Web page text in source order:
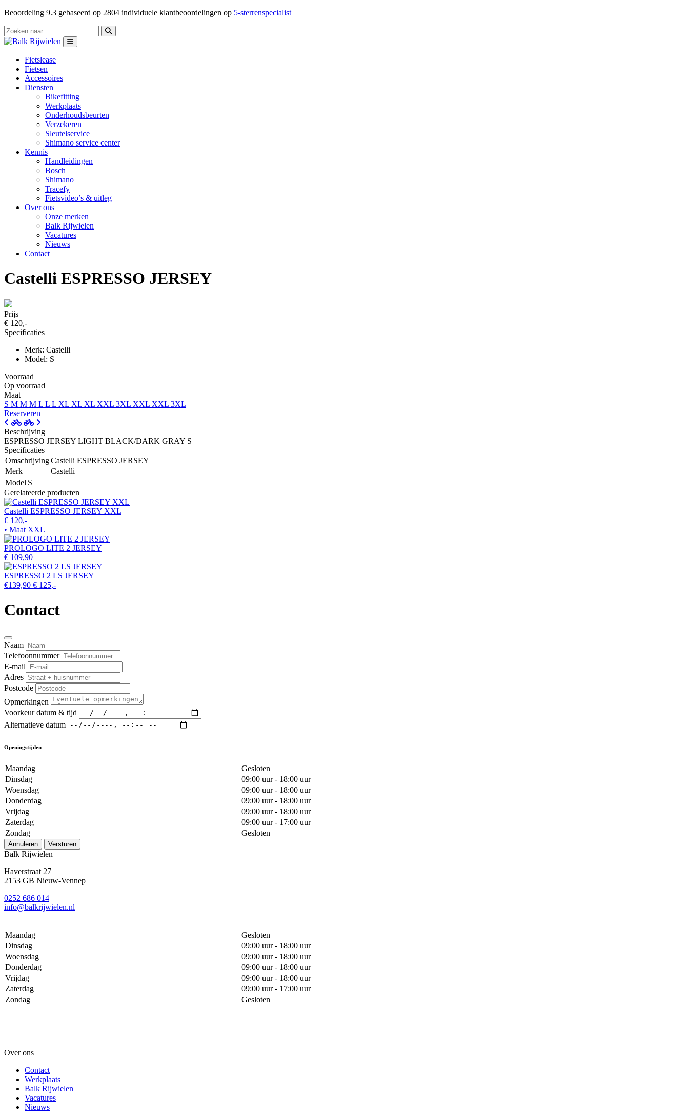
Beoordeling 9.3 gebaseerd op 2804 individuele klantbeoordelingen op 5-sterrenspecialist
Fietslease
Fietsen
Accessoires
Diensten
Bikefitting
Werkplaats
Onderhoudsbeurten
Verzekeren
Sleutelservice
Shimano service center
Kennis
Handleidingen
Bosch
Shimano
Tracefy
Fietsvideo’s & uitleg
Over ons
Onze merken
Balk Rijwielen
Vacatures
Nieuws
Contact
Castelli ESPRESSO JERSEY
Prijs
€ 120,-
Specificaties
Merk: Castelli
Model: S
Voorraad
Op voorraad
Maat
S M M M L L L XL XL XL XXL 3XL XXL XXL 3XL
Reserveren
Beschrijving
ESPRESSO JERSEY LIGHT BLACK/DARK GRAY S
Specificaties
OmschrijvingCastelli ESPRESSO JERSEY
Merk
Castelli
Model S
Gerelateerde producten
Castelli ESPRESSO JERSEY XXL
€ 120,-
• Maat XXL
PROLOGO LITE 2 JERSEY
€ 109,90
ESPRESSO 2 LS JERSEY
€139,90 € 125,-
Contact
Naam
Telefoonnummer
E-mail
Adres
Postcode
Opmerkingen
Voorkeur datum & tijd
Alternatieve datum
Openingstijden
Maandag
Gesloten
Dinsdag
09:00 uur - 18:00 uur
Woensdag
09:00 uur - 18:00 uur
Donderdag
09:00 uur - 18:00 uur
Vrijdag
09:00 uur - 18:00 uur
Zaterdag
09:00 uur - 17:00 uur
Zondag
Gesloten
Annuleren Versturen
Balk Rijwielen
Haverstraat 27
2153 GB Nieuw-Vennep
0252 686 014
info@balkrijwielen.nl
Maandag
Gesloten
Dinsdag
09:00 uur - 18:00 uur
Woensdag
09:00 uur - 18:00 uur
Donderdag
09:00 uur - 18:00 uur
Vrijdag
09:00 uur - 18:00 uur
Zaterdag
09:00 uur - 17:00 uur
Zondag
Gesloten
Over ons
Contact
Werkplaats
Balk Rijwielen
Vacatures
Nieuws